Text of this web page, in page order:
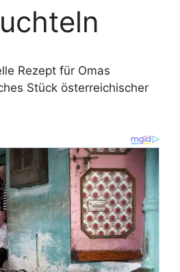
Rezept für Omas
Stück österreichischer